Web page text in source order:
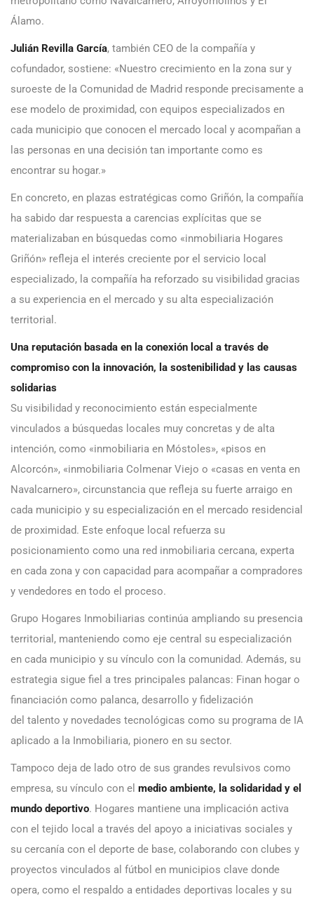
Álamo.
Julián Revilla García, también CEO de la compañía y
cofundador, sostiene: «Nuestro crecimiento en la zona sur y
suroeste de la Comunidad de Madrid responde precisamente a
ese modelo de proximidad, con equipos especializados en
cada municipio que conocen el mercado local y acompañan a
las personas en una decisión tan importante como es
encontrar su hogar.»
En concreto, en plazas estratégicas como Griñón, la compañía
ha sabido dar respuesta a carencias explícitas que se
materializaban en búsquedas como «inmobiliaria Hogares
Griñón» refleja el interés creciente por el servicio local
especializado, la compañía ha reforzado su visibilidad gracias
a su experiencia en el mercado y su alta especialización
territorial.
Una reputación basada en la conexión local a través de
compromiso con la innovación, la sostenibilidad y las causas
solidarias
Su visibilidad y reconocimiento están especialmente
vinculados a búsquedas locales muy concretas y de alta
intención, como «inmobiliaria en Móstoles», «pisos en
Alcorcón», «inmobiliaria Colmenar Viejo o «casas en venta en
Navalcarnero», circunstancia que refleja su fuerte arraigo en
cada municipio y su especialización en el mercado residencial
de proximidad. Este enfoque local refuerza su
posicionamiento como una red inmobiliaria cercana, experta
en cada zona y con capacidad para acompañar a compradores
y vendedores en todo el proceso.
Grupo Hogares Inmobiliarias continúa ampliando su presencia
territorial, manteniendo como eje central su especialización
en cada municipio y su vínculo con la comunidad. Además, su
estrategia sigue fiel a tres principales palancas: Finan hogar o
financiación como palanca, desarrollo y fidelización
del talento y novedades tecnológicas como su programa de IA
aplicado a la Inmobiliaria, pionero en su sector.
Tampoco deja de lado otro de sus grandes revulsivos como
empresa, su vínculo con el medio ambiente, la solidaridad y el
mundo deportivo. Hogares mantiene una implicación activa
con el tejido local a través del apoyo a iniciativas sociales y
su cercanía con el deporte de base, colaborando con clubes y
proyectos vinculados al fútbol en municipios clave donde
opera, como el respaldo a entidades deportivas locales y su